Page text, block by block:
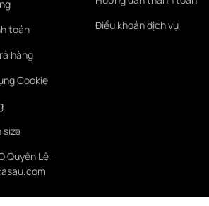
toán
hàng
Cookie
size
Quyên Lê -
Điều khoản dịch vụ